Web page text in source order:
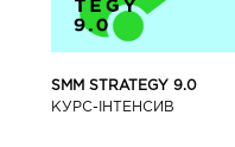
SMM STRATEGY 9.0
КУРС-IНТЕНСИВ